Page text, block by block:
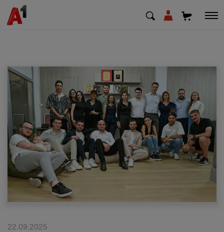
МК EN SQ
Приватни Деловни
Поддршка
Надополни кредит
22.09.2025